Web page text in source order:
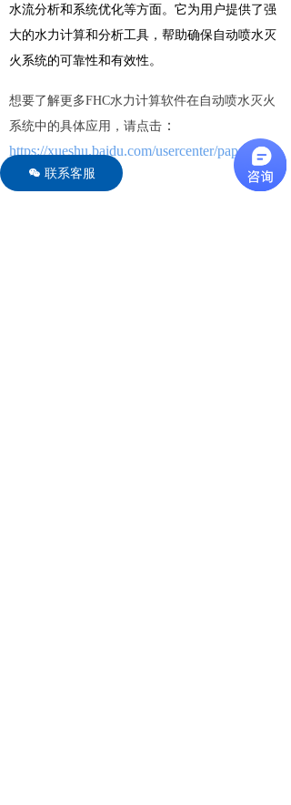
水流分析和系统优化等方面。它为用户提供了强
大的水力计算和分析工具，帮助确保自动喷水灭
火系统的可靠性和有效性。
想要了解更多FHC水力计算软件在自动喷水灭火
系统中的具体应用，请点击 ：
https://xueshu.baidu.com/usercenter/paper/sho
너 联系客服